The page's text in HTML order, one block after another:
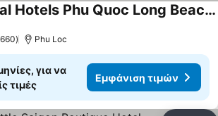
Intercontinental Hotels Phu Quoc Long Beach Resort By Ihg
Phu Loc
για να
τιμές
Εμφάνιση τιμών